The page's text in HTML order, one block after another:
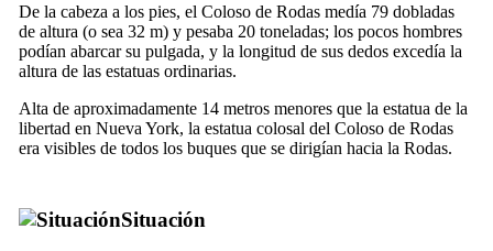
De la cabeza a los pies, el Coloso de Rodas medía 79 dobladas
de altura (o sea 32 m) y pesaba 20 toneladas; los pocos hombres
podían abarcar su pulgada, y la longitud de sus dedos excedía la
altura de las estatuas ordinarias.
Alta de aproximadamente 14 metros menores que la estatua de la
libertad en Nueva York, la estatua colosal del Coloso de Rodas
era visibles de todos los buques que se dirigían hacia la Rodas.
Situación